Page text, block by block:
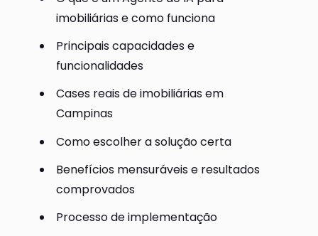
imobiliárias e como funciona
Principais capacidades e
funcionalidades
Cases reais de imobiliárias em
Campinas
Como escolher a solução certa
Benefícios mensuráveis e resultados
comprovados
Processo de implementação